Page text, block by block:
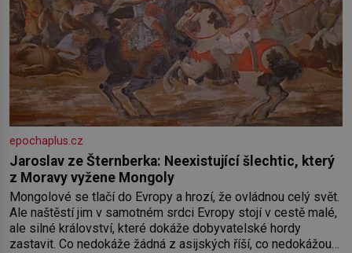
epochaplus.cz
Jaroslav ze Šternberka: Neexistující šlechtic, který
z Moravy vyžene Mongoly
Mongolové se tlačí do Evropy a hrozí, že ovládnou celý svět.
Ale naštěstí jim v samotném srdci Evropy stojí v cestě malé,
ale silné království, které dokáže dobyvatelské hordy
zastavit. Co nedokáže žádná z asijských říší, co nedokážou